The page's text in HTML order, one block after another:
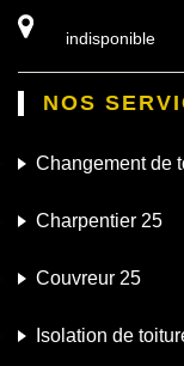
indisponible
NOS
Changement de
Charpentier 25
Couvreur 25
Isolation de